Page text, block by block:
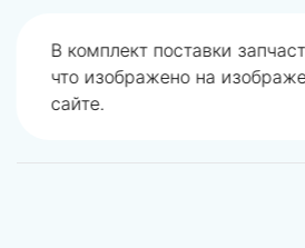
В комплект поставки
что изображено на
сайте.